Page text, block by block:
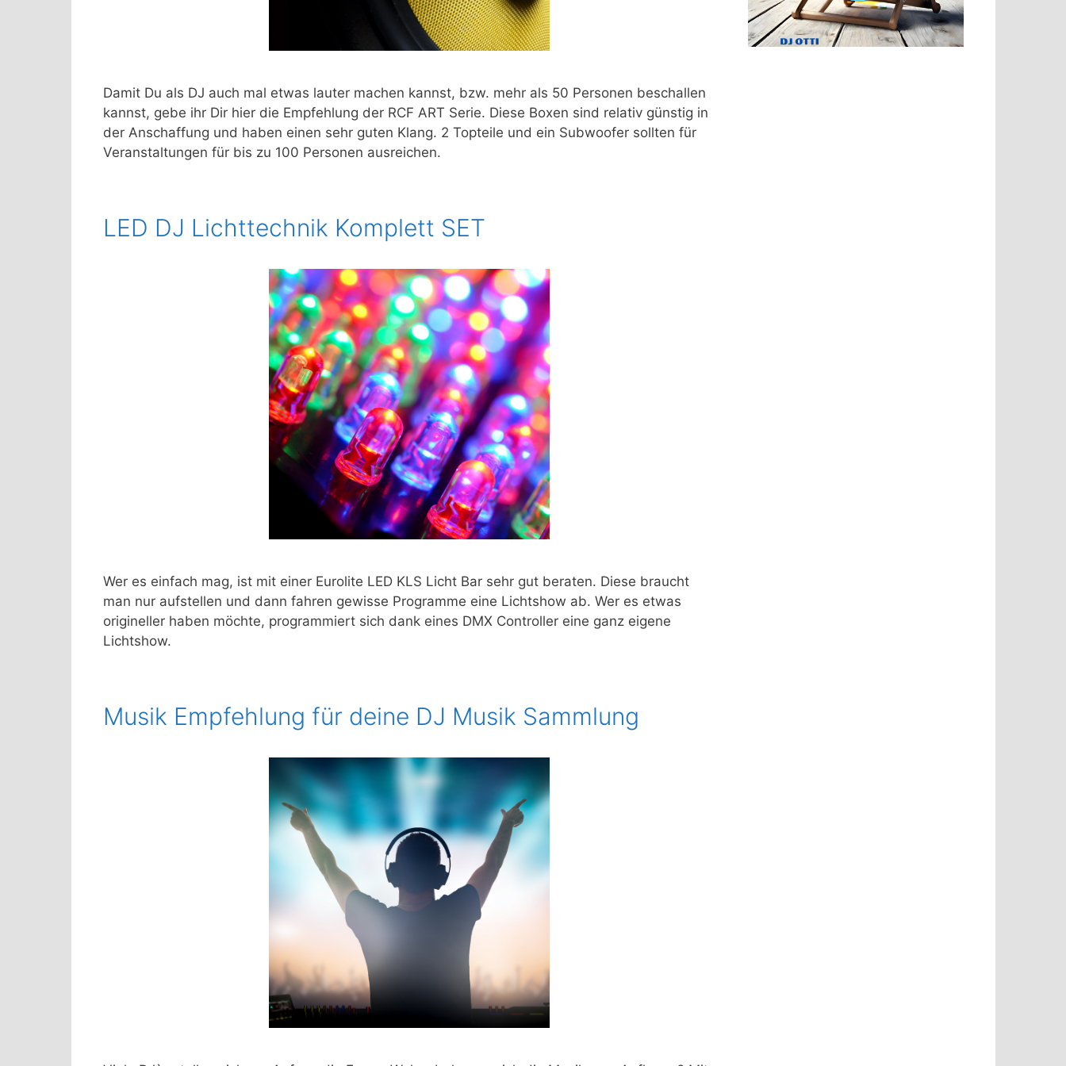
Damit Du als DJ auch mal etwas lauter machen kannst, bzw. mehr als 50 Personen beschallen
kannst, gebe ihr Dir hier die Empfehlung der RCF ART Serie. Diese Boxen sind relativ günstig in
der Anschaffung und haben einen sehr guten Klang. 2 Topteile und ein Subwoofer sollten für
Veranstaltungen für bis zu 100 Personen ausreichen.
LED DJ Lichttechnik Komplett SET
Wer es einfach mag, ist mit einer Eurolite LED KLS Licht Bar sehr gut beraten. Diese braucht
man nur aufstellen und dann fahren gewisse Programme eine Lichtshow ab. Wer es etwas
origineller haben möchte, programmiert sich dank eines DMX Controller eine ganz eigene
Lichtshow.
Musik Empfehlung für deine DJ Musik Sammlung